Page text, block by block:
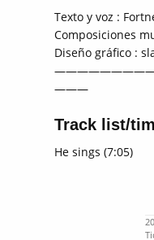
Texto y voz :
Composiciones
Diseño gráfico :
———
Track list/
He sings (7:05)